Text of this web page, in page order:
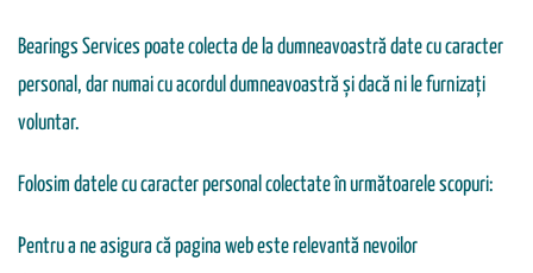
Bearings Services poate colecta de la dumneavoastră date cu caracter
personal, dar numai cu acordul dumneavoastră și dacă ni le furnizați
voluntar.
Folosim datele cu caracter personal colectate în următoarele scopuri:
Pentru a ne asigura că pagina web este relevantă nevoilor